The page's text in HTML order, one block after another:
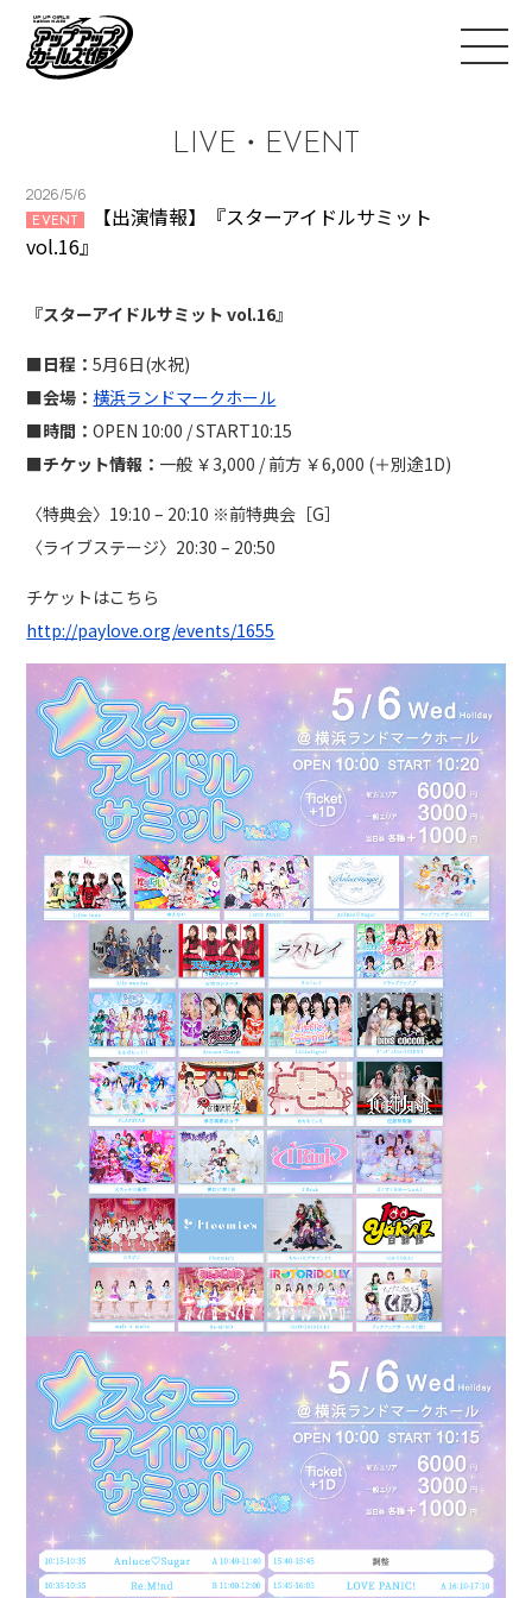
LIVE・EVENT
2026/5/6
EVENT
【出演情報】『スターアイドルサミット
vol.16』
『スターアイドルサミット vol.16』
■日程：5月6日(水祝)
■会場：横浜ランドマークホール
■時間：OPEN 10:00 / START10:15
■チケット情報： 一般 ￥3,000 / 前方 ￥6,000 (＋別途1D)
〈特典会〉19:10 – 20:10 ※前特典会［G］
〈ライブステージ〉20:30 – 20:50
チケットはこちら
http://paylove.org/events/1655